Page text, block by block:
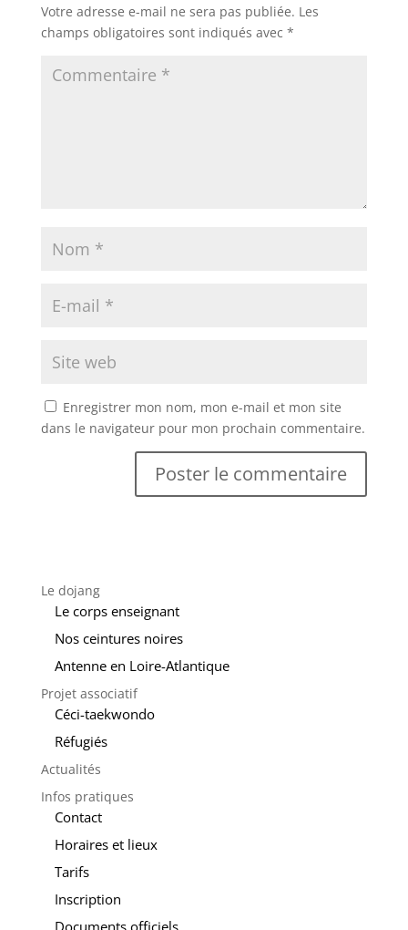
Votre adresse e-mail ne sera pas publiée. Les
champs obligatoires sont indiqués avec *
Enregistrer mon nom, mon e-mail et mon site
dans le navigateur pour mon prochain commentaire.
Le dojang
Le corps enseignant
Nos ceintures noires
Antenne en Loire-Atlantique
Projet associatif
Céci-taekwondo
Réfugiés
Actualités
Infos pratiques
Contact
Horaires et lieux
Tarifs
Inscription
Documents officiels